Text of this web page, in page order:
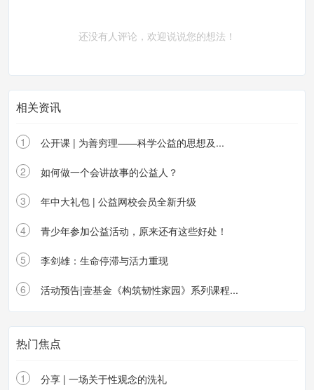
还没有人评论，欢迎说说您的想法！
相关资讯
1 公开课 | 为善穷理——科学公益的思想及...
2 如何做一个会讲故事的公益人？
3 年中大礼包 | 公益网校会员全新升级
4 青少年参加公益活动，原来还有这些好处！
5 李剑雄：生命停滞与活力重现
6 活动预告|壹基金《构筑韧性家园》系列课程...
热门焦点
1 分享 | 一场关于性观念的洗礼